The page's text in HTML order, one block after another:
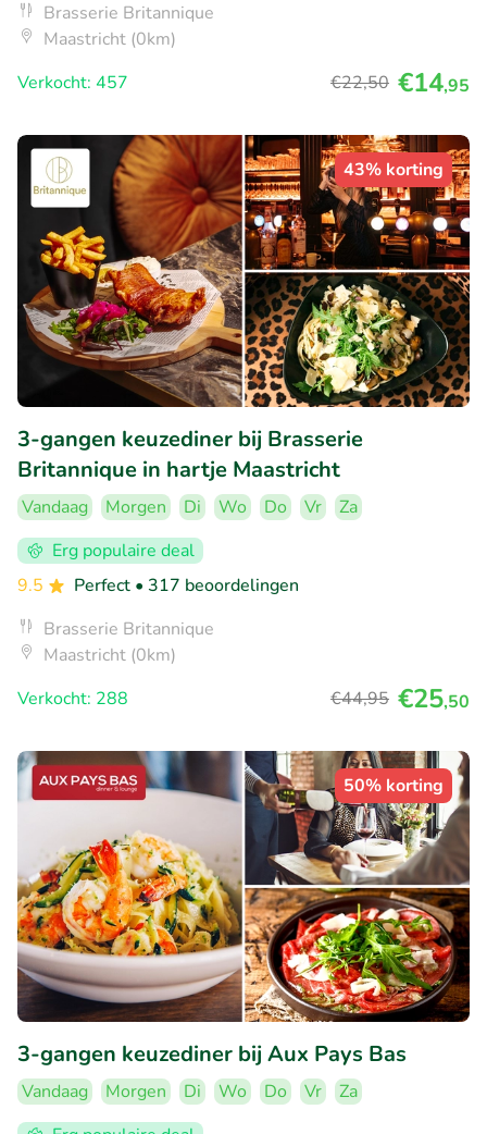
Brasserie Britannique
Maastricht (0km)
Verkocht: 457
€22,50 €14,95
43% korting
3-gangen keuzediner bij Brasserie
Britannique in hartje Maastricht
Vandaag Morgen Di Wo Do Vr
Za
Erg populaire deal
9.5
Perfect • 317 beoordelingen
Brasserie Britannique
Maastricht (0km)
Verkocht: 288
€44,95 €25,50
50% korting
3-gangen keuzediner bij Aux Pays Bas
Vandaag Morgen Di Wo Do Vr
Za